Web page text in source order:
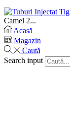
Camel 2...
Acasă
Magazin
Caută
Search input